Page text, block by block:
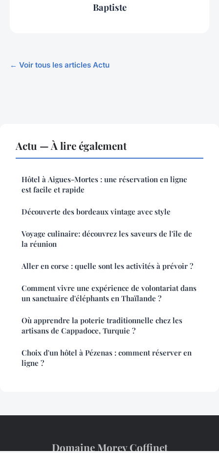
Baptiste
← Voir tous les articles Actu
Actu — À lire également
Hôtel à Aigues-Mortes : une réservation en ligne
est facile et rapide
Découverte des bordeaux vintage avec style
Voyage culinaire: découvrez les saveurs de l'île de
la réunion
Aller en corse : quelle sont les activités à prévoir ?
Comment vivre une expérience de volontariat dans
un sanctuaire d'éléphants en Thaïlande ?
Où apprendre la poterie traditionnelle chez les
artisans de Cappadoce, Turquie ?
Choix d'un hôtel à Pézenas : comment réserver en
ligne ?
Domaine Morey Coffinet